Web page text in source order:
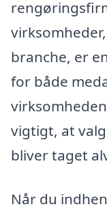
branche, er
for både
vigtigt, at
bliver taget
Når du